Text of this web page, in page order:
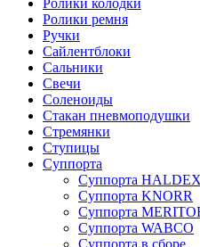
Ролики ремня
Ручки
Сайлентблоки
Сальники
Свечи
Соленоиды
Стакан пневмоподушки
Стремянки
Ступицы
Суппорта
Суппорта HALDEX
Суппорта KNORR
Суппорта
Суппорта WABCO
Суппорта в сборе